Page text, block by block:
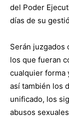
del Poder
días de su
Serán juzgados
los que fueran
cualquier forma
así también los
unificado, los
abusos